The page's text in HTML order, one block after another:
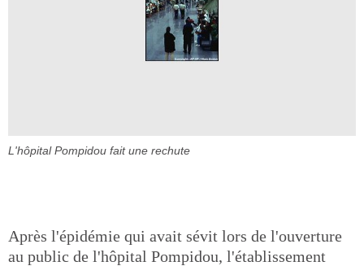
L'hôpital Pompidou fait une rechute
Après l'épidémie qui avait sévit lors de l'ouverture
au public de l'hôpital Pompidou, l'établissement